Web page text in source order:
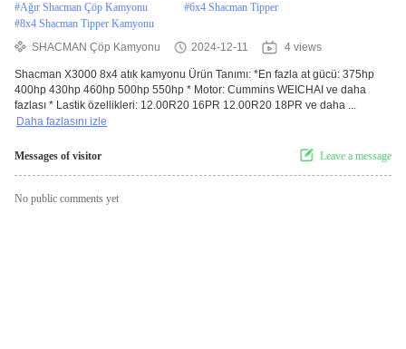
#Ağır Shacman Çöp Kamyonu #6x4 Shacman Tipper
#8x4 Shacman Tipper Kamyonu
SHACMAN Çöp Kamyonu
2024-12-11 4 views
Shacman X3000 8x4 atık kamyonu Ürün Tanımı: *En fazla at gücü: 375hp
400hp 430hp 460hp 500hp 550hp * Motor: Cummins WEICHAI ve daha
fazlası * Lastik özellikleri: 12.00R20 16PR 12.00R20 18PR ve daha ...
Daha fazlasını izle
Messages of visitor Leave a message
No public comments yet